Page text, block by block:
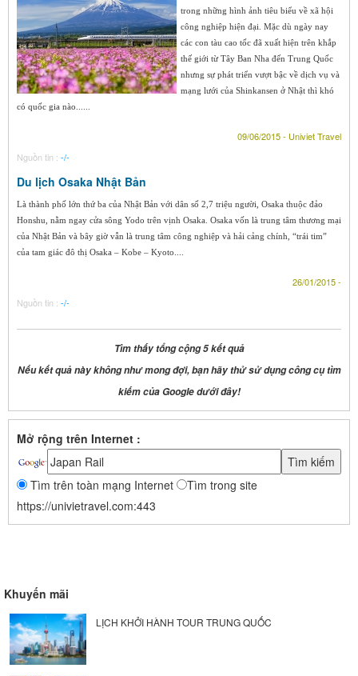
trong những hình ảnh tiêu biểu về xã hội
công nghiệp hiện đại. Mặc dù ngày nay
các con tàu cao tốc đã xuất hiện trên khắp
thế giới từ Tây Ban Nha đến Trung Quốc
nhưng sự phát triển vượt bậc về dịch vụ và
mạng lưới của Shinkansen ở Nhật thì khó
có quốc gia nào......
09/06/2015 - Univiet Travel
Nguồn tin : -/-
Du lịch Osaka Nhật Bản
Là thành phố lớn thứ ba của Nhật Bản với dân số 2,7 triệu người, Osaka thuộc đảo
Honshu, nằm ngay cửa sông Yodo trên vịnh Osaka. Osaka vốn là trung tâm thương mại
của Nhật Bản và bây giờ vẫn là trung tâm công nghiệp và hải cảng chính, “trái tim”
của tam giác đô thị Osaka – Kobe – Kyoto....
26/01/2015 -
Nguồn tin : -/-
Tìm thấy tổng cộng 5 kết quả
Nếu kết quả này không như mong đợi, bạn hãy thử sử dụng công cụ tìm
kiếm của Google dưới đây!
Mở rộng trên Internet :
Tìm trên toàn mạng Internet
Tìm trong site
https://univietravel.com:443
Khuyến mãi
LỊCH KHỞI HÀNH TOUR TRUNG QUỐC